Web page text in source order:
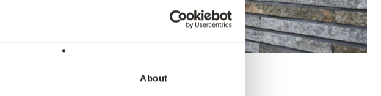
About